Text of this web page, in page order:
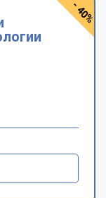
- 40%